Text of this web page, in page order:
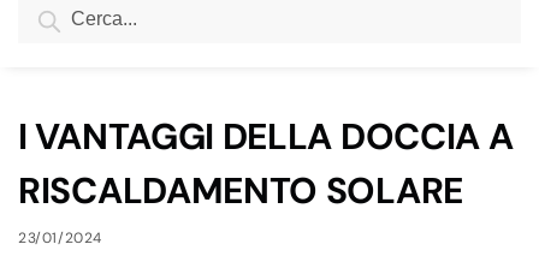
SCONTO del 3%
I VANTAGGI DELLA DOCCIA A
RISCALDAMENTO SOLARE
23/01/2024